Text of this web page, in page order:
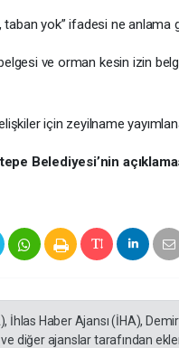
taban yok” ifadesi ne anlama
ve orman kesin izin
için zeyilname
Belediyesi’nin
İhlas Haber Ajansı (İHA),
ve diğer ajanslar tarafından